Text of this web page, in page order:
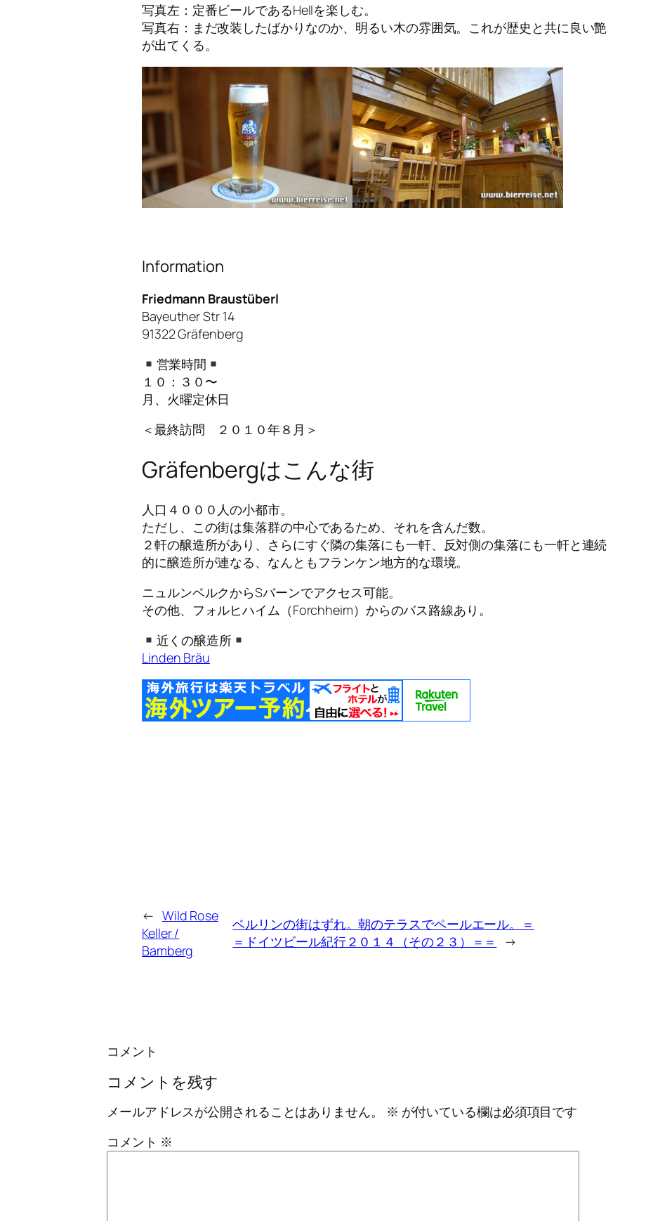
写真左：定番ビールであるHellを楽しむ。
写真右：まだ改装したばかりなのか、明るい木の雰囲気。これが歴史と共に良い艶
が出てくる。
Information
Friedmann Braustüberl
Bayeuther Str 14
91322 Gräfenberg
営業時間
１０：３０〜
月、火曜定休日
＜最終訪問 ２０１０年８月＞
Gräfenbergはこんな街
人口４０００人の小都市。
ただし、この街は集落群の中心であるため、それを含んだ数。
２軒の醸造所があり、さらにすぐ隣の集落にも一軒、反対側の集落にも一軒と連続
的に醸造所が連なる、なんともフランケン地方的な環境。
ニュルンベルクからSバーンでアクセス可能。
その他、フォルヒハイム（Forchheim）からのバス路線あり。
近くの醸造所
Linden Bräu
← Wild Rose
Keller /
Bamberg
ベルリンの街はずれ。朝のテラスでペールエール。＝
＝ドイツビール紀行２０１４（その２３）＝＝
→
コメント
コメントを残す
メールアドレスが公開されることはありません。 ※ が付いている欄は必須項目です
コメント ※